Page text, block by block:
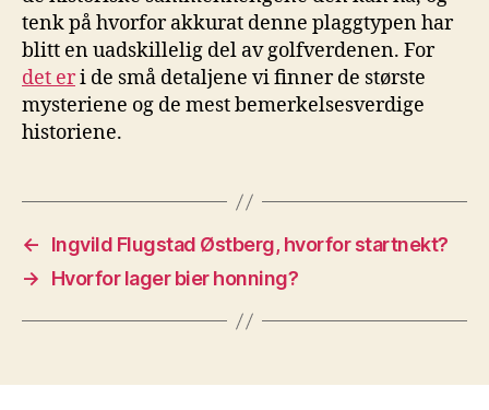
⁣tenk på hvorfor akkurat denne plaggtypen ⁣har
blitt‍ en ‌uadskillelig⁢ del ⁣av golfverdenen. For
det ​eri de små detaljene vi finner de største
mysteriene og de mest bemerkelsesverdige
historiene.
←
Ingvild Flugstad Østberg, hvorfor startnekt?
→
Hvorfor lager bier honning?